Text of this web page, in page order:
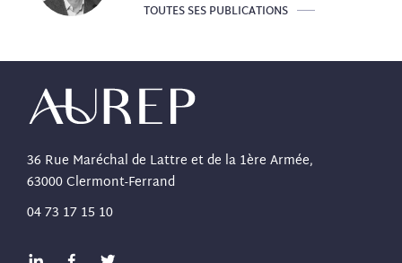
TOUTES SES PUBLICATIONS
36 Rue Maréchal de Lattre et de la 1ère Armée,
63000 Clermont-Ferrand
04 73 17 15 10